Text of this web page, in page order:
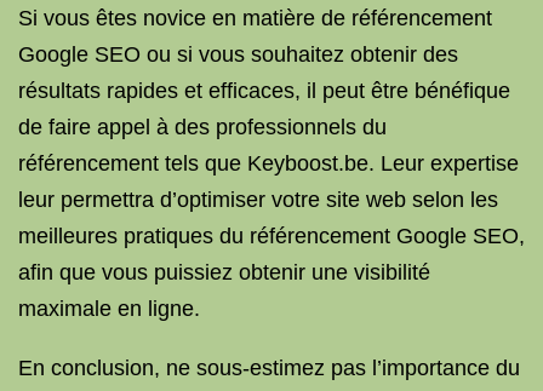
Si vous êtes novice en matière de référencement
Google SEO ou si vous souhaitez obtenir des
résultats rapides et efficaces, il peut être bénéfique
de faire appel à des professionnels du
référencement tels que Keyboost.be. Leur expertise
leur permettra d’optimiser votre site web selon les
meilleures pratiques du référencement Google SEO,
afin que vous puissiez obtenir une visibilité
maximale en ligne.
En conclusion, ne sous-estimez pas l’importance du